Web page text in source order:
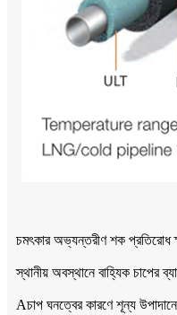
চমৎকার অভ্যন্তরীণ শক প্রতিরোধ
স্থানীয় অবস্থানে বাহ্যিক চাপের
Aচাপ ঘনত্বের কারণে শূন্য